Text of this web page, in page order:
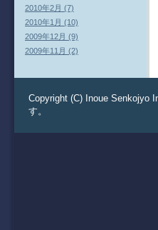
2010年2月 (7)
2010年1月 (10)
2009年12月 (9)
2009年11月 (2)
Copyright (C) Inoue Senkojyo
す。